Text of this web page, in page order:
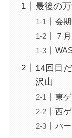
最後の
会
７
14回目
沢山
東
西
パ